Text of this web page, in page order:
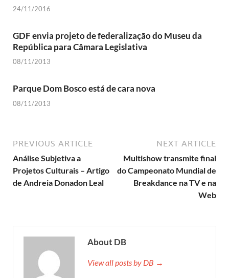
24/11/2016
GDF envia projeto de federalização do Museu da
República para Câmara Legislativa
08/11/2013
Parque Dom Bosco está de cara nova
08/11/2013
PREVIOUS ARTICLE
Análise Subjetiva a
Projetos Culturais – Artigo
de Andreia Donadon Leal
NEXT ARTICLE
Multishow transmite final
do Campeonato Mundial de
Breakdance na TV e na
Web
About DB
View all posts by DB →